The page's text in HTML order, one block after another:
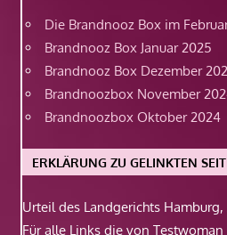
Die Brandnooz Box im
Brandnooz Box Januar 2025
Brandnooz Box Dezember
Brandnoozbox November
Brandnoozbox Oktober 2024
ERKLÄRUNG ZU GELINKTEN
Urteil des Landgerichts
Für alle Links die von